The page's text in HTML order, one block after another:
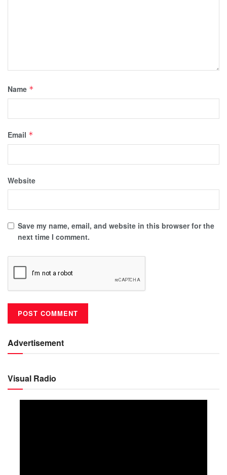
Name *
Email *
Website
Save my name, email, and website in this browser for the
next time I comment.
Advertisement
Visual Radio